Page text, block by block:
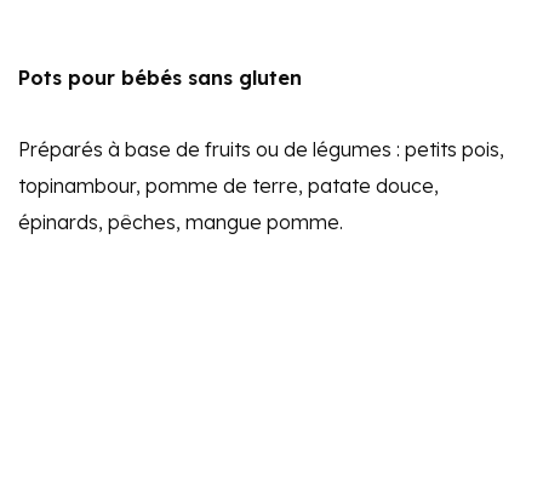
Pots pour bébés sans gluten
Préparés à base de fruits ou de légumes : petits pois,
topinambour, pomme de terre, patate douce,
épinards, pêches, mangue pomme.